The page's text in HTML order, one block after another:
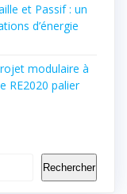
et Passif : un
d’énergie
modulaire à
RE2020 palier
Rechercher